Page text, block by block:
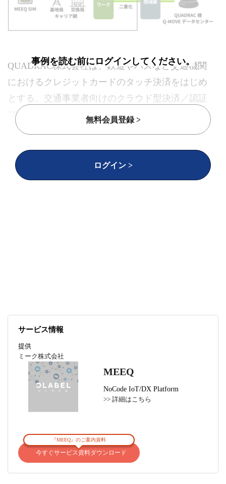
QUADRAC株式会社は、鉄道やバスなど交通機関
におけるクレジットカードのタッチ決済をはじめ
とする、交通事業者向けのクラウド型決済／認証
プラットフォームサービス「Q-move」を提供して
います。
近年、公共交通機関へのクレジットカードのタッ
チ決済導入が徐々に広がっており、これまで交通
事例を読む前にログインしてください。
無料会員登録 >
ログイン >
サービス情報
提供
ミーク株式会社
MEEQ
NoCode IoT/DX Platform
>> 詳細はこちら
『MEEQ』のご案内資料
今すぐサービス資料ダウンロード